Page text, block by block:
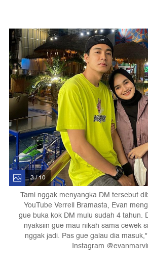
3 / 10
Tami nggak menyangka DM tersebut
YouTube Verrell Bramasta, Evan
gue buka kok DM mulu sudah 4 tahun.
nyaksiin gue mau nikah sama cewek
nggak jadi. Pas gue galau dia
Instagram